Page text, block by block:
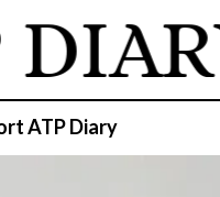
ATP Diary